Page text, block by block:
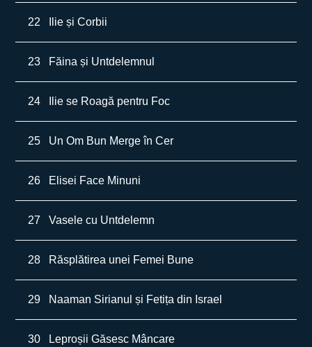
22 Ilie și Corbii
23 Făina și Untdelemnul
24 Ilie se Roagă pentru Foc
25 Un Om Bun Merge în Cer
26 Elisei Face Minuni
27 Vasele cu Untdelemn
28 Răsplătirea unei Femei Bune
29 Naaman Sirianul și Fetița din Israel
30 Leproșii Găsesc Mâncare